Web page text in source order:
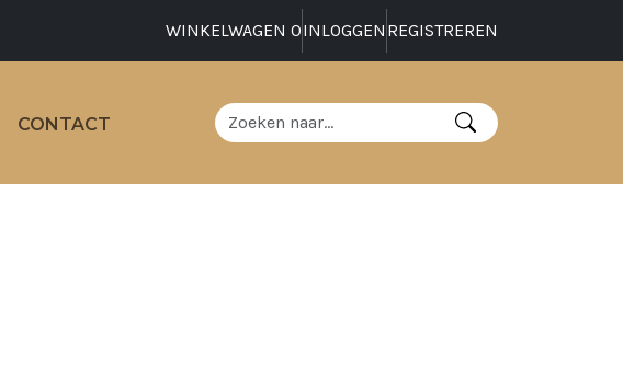
WINKELWAGEN 0INLOGGEN REGISTREREN
CONTACT